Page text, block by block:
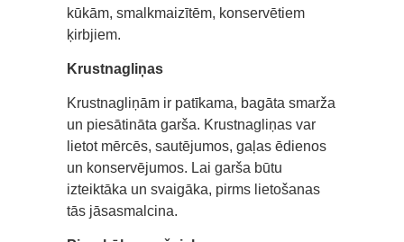
kūkām, smalkmaizītēm, konservētiem
ķirbjiem.
Krustnagliņas
Krustnagliņām ir patīkama, bagāta smarža
un piesātināta garša. Krustnagliņas var
lietot mērcēs, sautējumos, gaļas ēdienos
un konservējumos. Lai garša būtu
izteiktāka un svaigāka, pirms lietošanas
tās jāsasmalcina.